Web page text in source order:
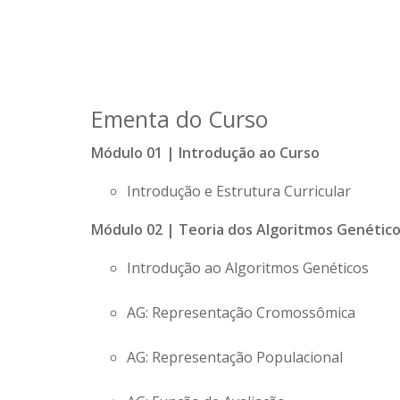
Ementa do Curso
Módulo 01 | Introdução ao Curso
Introdução e Estrutura Curricular
Módulo 02 | Teoria dos Algoritmos
Introdução ao Algoritmos Genéticos
AG: Representação Cromossômica
AG: Representação Populacional